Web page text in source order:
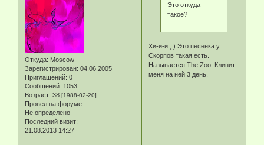
Откуда: Moscow
Зарегистрирован: 04.06.2005
Приглашений: 0
Сообщений: 1053
Возраст: 38 [1988-02-20]
Провел на форуме:
Не определено
Последний визит:
21.08.2013 14:27
Это откуда
такое?
Хи-и-и ; ) Это песенка у
Скорпов такая есть.
Называется The Zoo. Клинит
меня на ней 3 день.